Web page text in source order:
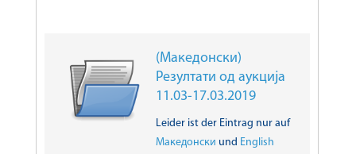
(Македонски)
Резултати од аукција
11.03-17.03.2019
Leider ist der Eintrag nur auf
Македонски und English